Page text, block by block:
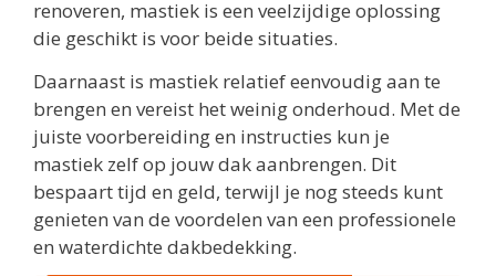
renoveren, mastiek is een veelzijdige oplossing
die geschikt is voor beide situaties.
Daarnaast is mastiek relatief eenvoudig aan te
brengen en vereist het weinig onderhoud. Met de
juiste voorbereiding en instructies kun je
mastiek zelf op jouw dak aanbrengen. Dit
bespaart tijd en geld, terwijl je nog steeds kunt
genieten van de voordelen van een professionele
en waterdichte dakbedekking.